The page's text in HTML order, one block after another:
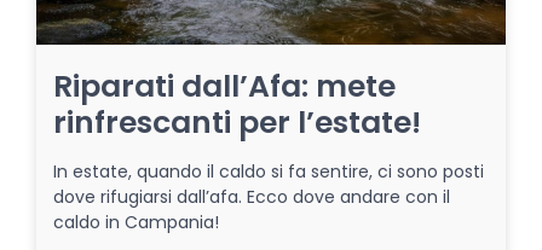
Riparati dall’Afa: mete
rinfrescanti per l’estate!
In estate, quando il caldo si fa sentire, ci sono posti
dove rifugiarsi dall’afa. Ecco dove andare con il
caldo in Campania!